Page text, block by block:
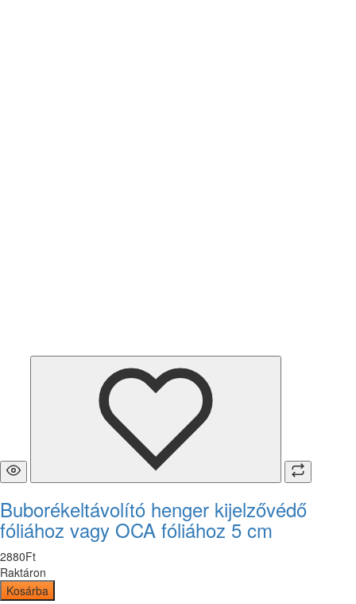
Buborékeltávolító henger kijelzővédő
fóliához vagy OCA fóliához 5 cm
2880Ft
Raktáron
Kosárba